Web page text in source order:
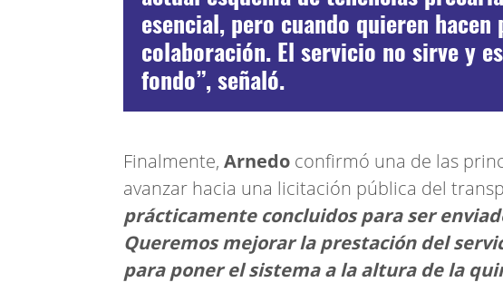
esencial, pero cuando quieren
colaboración. El servicio no sirve y
fondo”, señaló.
Finalmente, Arnedo confirmó una de las
avanzar hacia una licitación pública del
prácticamente concluidos para ser
Queremos mejorar la prestación del
para poner el sistema a la altura de la